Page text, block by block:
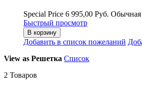
Special Price 6 995,00 Руб. Обычная
Быстрый просмотр
В корзину
Добавить в список пожеланий
View as Решетка Список
2 Товаров